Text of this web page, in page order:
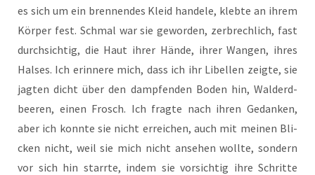
es sich um ein bren­nen­des Kleid han­de­le, kleb­te an ihrem
Kör­per fest. Schmal war sie gewor­den, zer­brech­lich, fast
durch­sich­tig, die Haut ihrer Hän­de, ihrer Wan­gen, ihres
Hal­ses. Ich erin­ne­re mich, dass ich ihr Libel­len zeig­te, sie
jag­ten dicht über den damp­fen­den Boden hin, Wald­erd­
bee­ren, einen Frosch. Ich frag­te nach ihren Gedan­ken,
aber ich konn­te sie nicht errei­chen, auch mit mei­nen Bli­
cken nicht, weil sie mich nicht anse­hen woll­te, son­dern
vor sich hin starr­te, indem sie vor­sich­tig ihre Schrit­te